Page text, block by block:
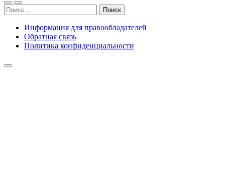
Найти:
Информация для правообладателей
Обратная связь
Политика конфиденциальности